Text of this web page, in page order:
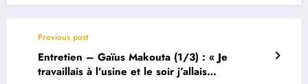
Previous post
Entretien – Gaïus Makouta (1/3) : « Je
travaillais à l’usine et le soir j’allais